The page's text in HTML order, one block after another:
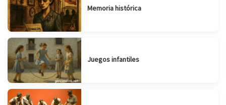
Memoria histórica
Juegos infantiles